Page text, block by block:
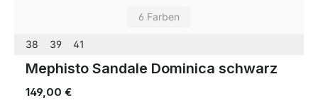
6 Farben
38 39 41
Mephisto Sandale Dominica schwarz
149,00 €